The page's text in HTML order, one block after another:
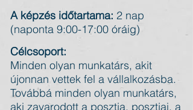
A képzés időtartama: 2 nap
(naponta 9:00-17:00 óráig)
Célcsoport:
Minden olyan munkatárs, akit
újonnan vettek fel a vállalkozásba.
Továbbá minden olyan munkatárs,
aki zavarodott a posztja, posztjai, a